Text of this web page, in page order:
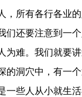
，所有各行各业
们还要注意到一个
为难。我们就要
的洞穴中，有一
一些人从小就生